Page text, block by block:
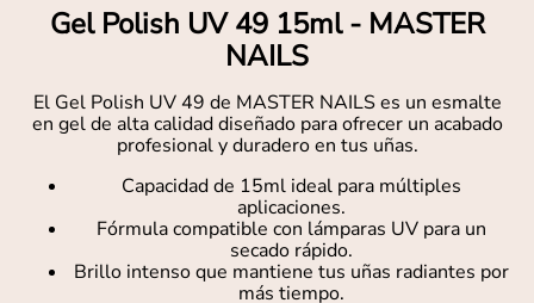
Gel Polish UV 49 15ml - MASTER
NAILS
El Gel Polish UV 49 de MASTER NAILS es un esmalte
en gel de alta calidad diseñado para ofrecer un acabado
profesional y duradero en tus uñas.
Capacidad de 15ml ideal para múltiples
aplicaciones.
Fórmula compatible con lámparas UV para un
secado rápido.
Brillo intenso que mantiene tus uñas radiantes por
más tiempo.